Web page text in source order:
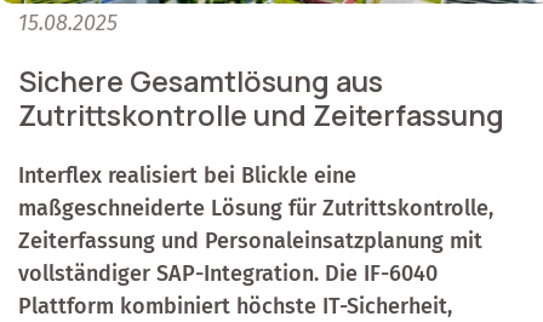
15.08.2025
Sichere Gesamtlösung aus
Zutrittskontrolle und Zeiterfassung
Interflex realisiert bei Blickle eine
maßgeschneiderte Lösung für Zutrittskontrolle,
Zeiterfassung und Personaleinsatzplanung mit
vollständiger SAP-Integration. Die IF-6040
Plattform kombiniert höchste IT-Sicherheit,